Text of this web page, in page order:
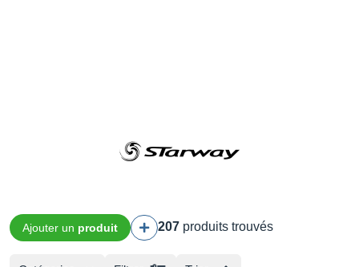
Ajouter un produit 207 produits trouvés